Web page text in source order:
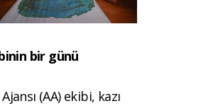
bir günü
(AA) ekibi, kazı